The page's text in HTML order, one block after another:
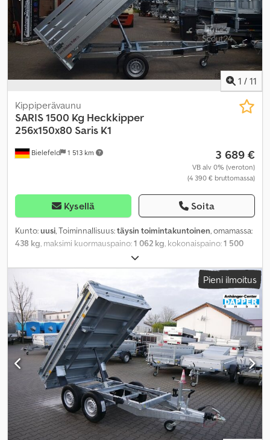
1 / 11
Bielefeld 1 513 km
Kippiperävaunu
SARIS1500 Kg Heckkipper
256x150x80 Saris K1
3 689 €
VB alv 0% (veroton)
(4 390 € bruttomassa)
Kysellä Soita
Kunto:uusi, Toiminnallisuus:täysin toimintakuntoinen, omamassa:
438 kg , maksimi kuormauspaino:1 062 kg , kokonaispaino:1 500
, kuormatilan pituus:
lastitilan leveys:1 500 mm, kuormatilan korkeus:800 mm, renkaan
koko:
Pieni ilmoitus